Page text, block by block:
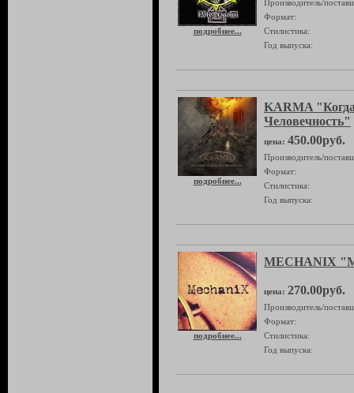
подробнее...
Производитель/
Формат:
Стилистика:
Год выпуска:
подробнее...
KARMA
Человечность"
цена: 450.00руб.
Производитель/
Формат:
Стилистика:
Год выпуска:
подробнее...
MECHANIX
цена: 270.00руб.
Производитель/
Формат:
Стилистика:
Год выпуска: